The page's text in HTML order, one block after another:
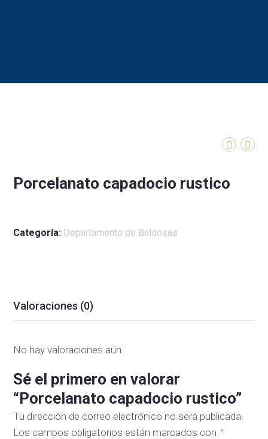
Porcelanato capadocio rustico
Categoría: Departamento de Baldosas
Valoraciones (0)
No hay valoraciones aún.
Sé el primero en valorar
“Porcelanato capadocio rustico”
Tu dirección de correo electrónico no será publicada.
Los campos obligatorios están marcados con
*